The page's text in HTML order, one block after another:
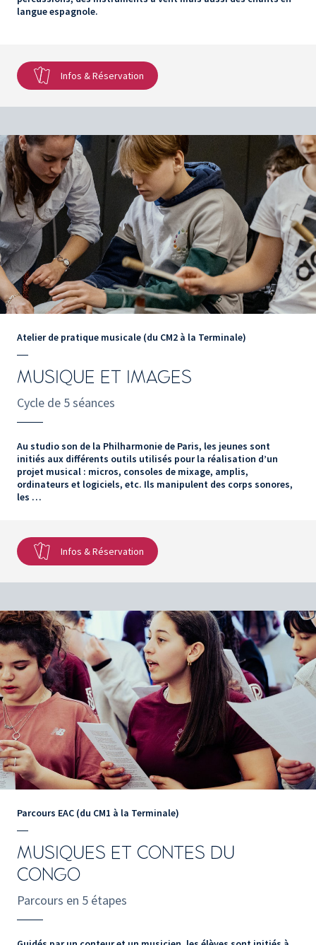
langue espagnole.
Infos & Réservation
Atelier de pratique musicale (du CM2 à la Terminale)
MUSIQUE ET IMAGES
Cycle de 5 séances
Au studio son de la Philharmonie de Paris, les jeunes sont
initiés aux différents outils utilisés pour la réalisation d’un
projet musical : micros, consoles de mixage, amplis,
ordinateurs et logiciels, etc. Ils manipulent des corps sonores,
les …
Infos & Réservation
Parcours EAC (du CM1 à la Terminale)
MUSIQUES ET CONTES DU
CONGO
Parcours en 5 étapes